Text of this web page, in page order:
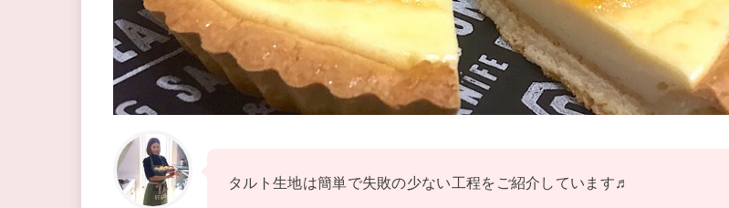
タルト生地は簡単で失敗の少ない工程をご紹介しています♬